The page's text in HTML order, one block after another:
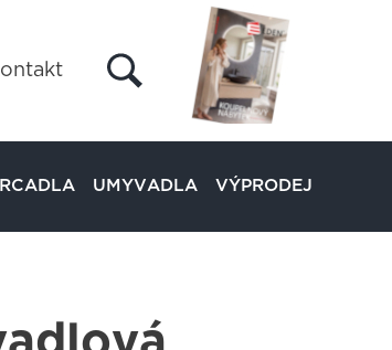
UMYVADLA VÝPRODEJ